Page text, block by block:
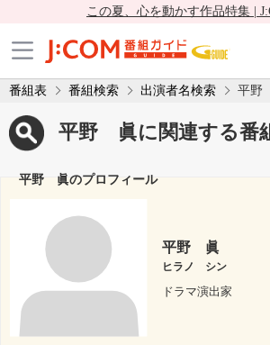
この夏、心を動かす作品特集 |
番組表 番組検索 出演者名検索 平
平野 眞に関連する番
平野 眞のプロフィール
平野 眞
ヒラノ シン
ドラマ演出家